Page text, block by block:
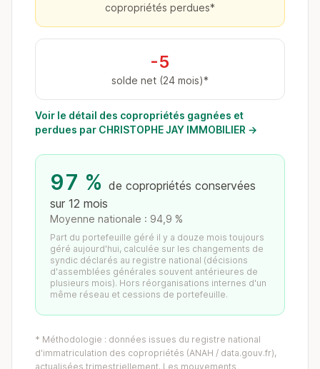
copropriétés perdues*
-5
solde net (24 mois)*
Voir le détail des copropriétés gagnées et
perdues par CHRISTOPHE JAY IMMOBILIER →
97 % de copropriétés conservées
sur 12 mois
Moyenne nationale : 94,9 %
Part du portefeuille géré il y a douze mois toujours
géré aujourd'hui, calculée sur les changements de
syndic déclarés au registre national (décisions
d'assemblées générales souvent antérieures de
plusieurs mois). Hors réorganisations internes d'un
même réseau et cessions de portefeuille.
* Méthodologie : données issues du registre national
d'immatriculation des copropriétés (ANAH / data.gouv.fr),
actualisées trimestriellement. Les mouvements